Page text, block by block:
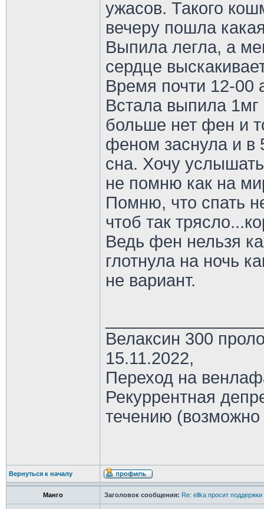
ужасов. Такого
вечеру пошла
Выпила легла, а
сердце
Время почти 12-00
Встала выпила
больше нет фен и
феном заснула и в
сна. Хочу
не помню как на
Помню, что спать
чтоб так
Ведь фен нельзя
глотнула на ночь
не вариант.
Велаксин 300
15.11.2022,
Переход на
Рекуррентная
течению
Вернуться к началу
Манго Заголовок сообщения: Re: ellka просит поддержки